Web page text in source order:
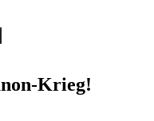
Krieg!